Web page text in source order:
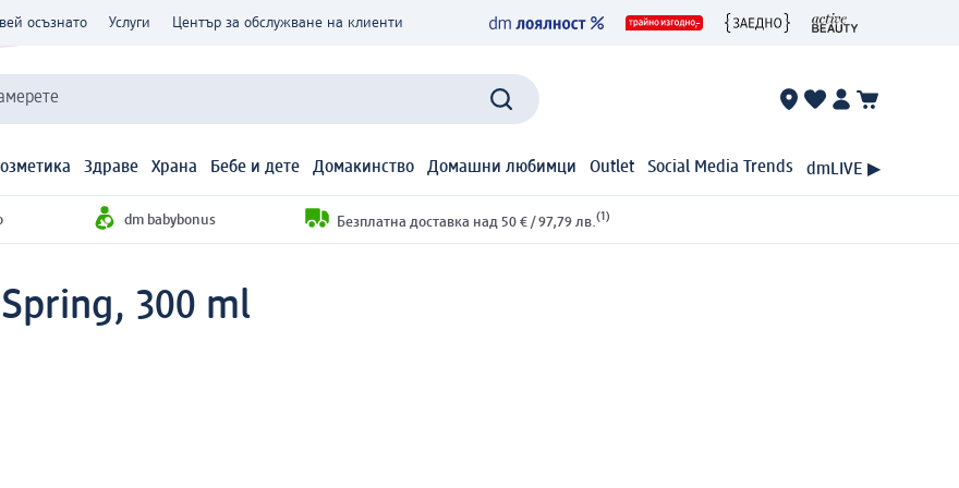
осъзнато Услуги Център за обслужване на клиенти
Здраве Храна Бебе и дете Домакинство Домашни любимци Outlet Social Media Trends dmLIVE ▶
dm babybonus Безплатна доставка над 50 € / 97,79 лв. (1)
300 ml